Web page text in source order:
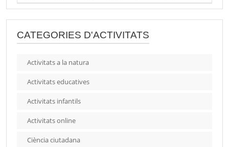
CATEGORIES D'ACTIVITATS
Activitats a la natura
Activitats educatives
Activitats infantils
Activitats online
Ciència ciutadana